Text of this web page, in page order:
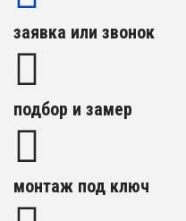
заявка или звонок
подбор и замер
монтаж под ключ